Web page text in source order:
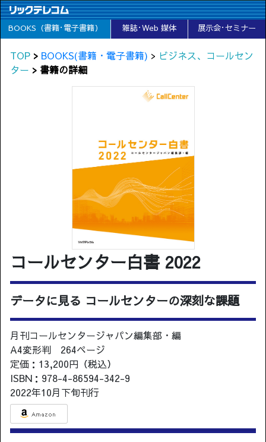
BOOKS（書籍･電子書籍） 雑誌･Web 媒体 展示会･セミナー
TOP > BOOKS(書籍・電子書籍) > ビジネス、コールセン
ター > 書籍の詳細
コールセンター白書 2022
データに見る コールセンターの深刻な課題
月刊コールセンタージャパン編集部・編
A4変形判 264ページ
定価：13,200円（税込）
ISBN：978-4-86594-342-9
2022年10月下旬刊行